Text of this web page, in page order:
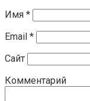
Имя *
Email *
Сайт
Комментарий